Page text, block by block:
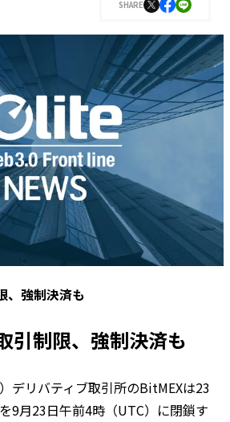
SHARE
、強制決済も
引制限、強制決済も
デリバティブ取引所のBitMEXは23
9月23日午前4時（UTC）に閉鎖す